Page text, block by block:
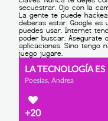
LA TECNOLOGÍA
Poesías, Andrea
+20